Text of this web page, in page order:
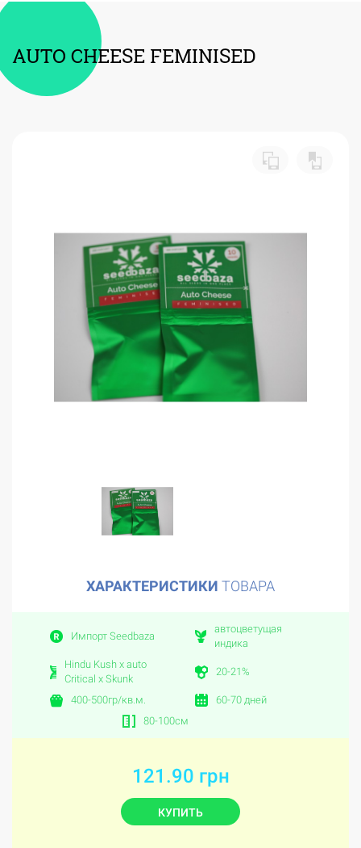
AUTO CHEESE FEMINISED
ХАРАКТЕРИСТИКИ ТОВАРА
Импорт Seedbaza
автоцветущая
индика
Hindu Kush х auto
Critical x Skunk
20-21%
400-500гр/кв.м.
60-70 дней
80-100см
121.90 грн
КУПИТЬ